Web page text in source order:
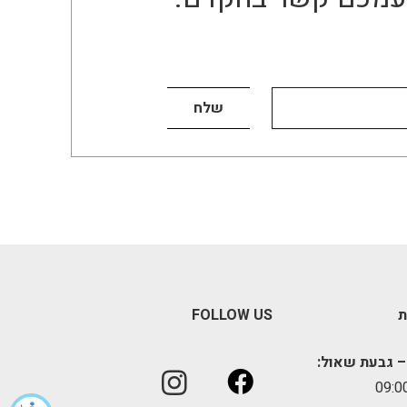
גבעת שאול:
FOLLOW US